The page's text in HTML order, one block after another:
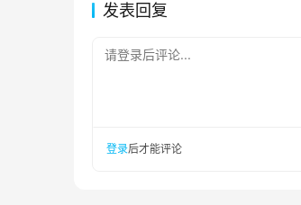
发表回复
请登录后评论...
登录后才能评论